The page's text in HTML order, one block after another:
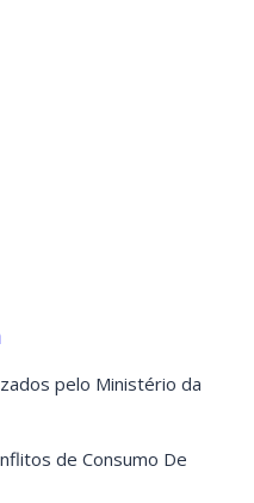
pelo Ministério da
de Consumo De